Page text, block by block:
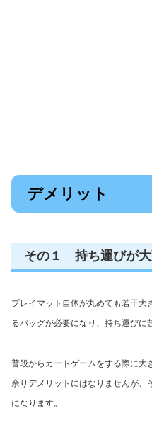
デメリット
その１ 持ち運びが
プレイマット自体が丸めても若干大
るバッグが必要になり、持ち運びに
普段からカードゲームをする際に大
余りデメリットにはなりませんが、
になります。